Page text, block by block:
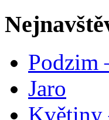
Podzim
Jaro
Květiny